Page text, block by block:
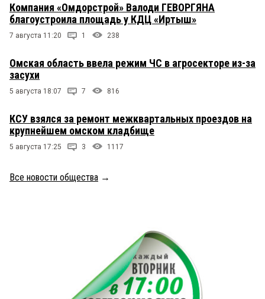
Компания «Омдорстрой» Валоди ГЕВОРГЯНА
благоустроила площадь у КДЦ «Иртыш»
7 августа 11:20 1 238
Омская область ввела режим ЧС в агросекторе из-за
засухи
5 августа 18:07 7 816
КСУ взялся за ремонт межквартальных проездов на
крупнейшем омском кладбище
5 августа 17:25 3 1117
Все новости общества →